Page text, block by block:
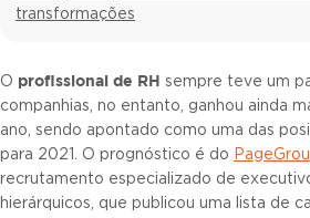
transformações
O profissional de RH sempre teve um
companhias, no entanto, ganhou ainda
ano, sendo apontado como uma das
para 2021. O prognóstico é do
recrutamento especializado de
hierárquicos, que publicou uma lista de